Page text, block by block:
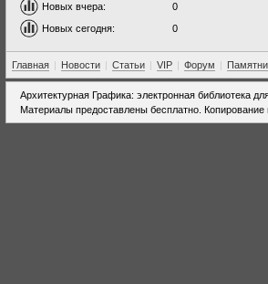
Новых вчера:
0
Новых сегодня:
0
Главная | Новости | Статьи | VIP | Форум |
Архитектурная Графика: электронная библиотека
Материалы предоставлены бесплатно.